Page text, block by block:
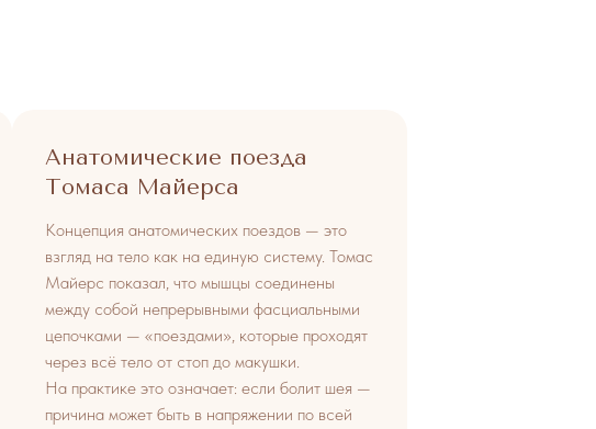
Анатомические поезда
Томаса Майерса
Концепция анатомических поездов — это
взгляд на тело как на единую систему. Томас
Майерс показал, что мышцы соединены
между собой непрерывными фасциальными
цепочками — «поездами», которые проходят
через всё тело от стоп до макушки.
На практике это означает: если болит шея —
причина может быть в напряжении по всей